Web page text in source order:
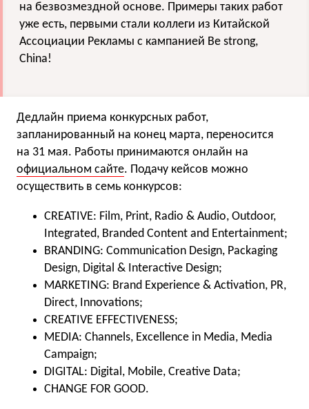
на безвозмездной основе. Примеры таких работ
уже есть, первыми стали коллеги из Китайской
Ассоциации Рекламы c кампанией Be strong,
China!
Дедлайн приема конкурсных работ,
запланированный на конец марта, переносится
на 31 мая. Работы принимаются онлайн на
официальном сайте. Подачу кейсов можно
осуществить в семь конкурсов:
CREATIVE: Film, Print, Radio & Audio, Outdoor,
Integrated, Branded Content and Entertainment;
BRANDING: Communication Design, Packaging
Design, Digital & Interactive Design;
MARKETING: Brand Experience & Activation, PR,
Direct, Innovations;
CREATIVE EFFECTIVENESS;
MEDIA: Channels, Excellence in Media, Media
Campaign;
DIGITAL: Digital, Mobile, Creative Data;
CHANGE FOR GOOD.